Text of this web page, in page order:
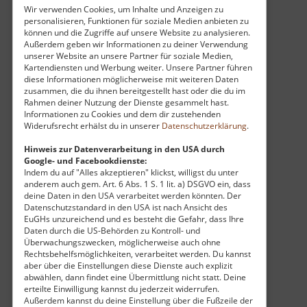
Wir verwenden Cookies, um Inhalte und Anzeigen zu
personalisieren, Funktionen für soziale Medien anbieten zu
können und die Zugriffe auf unsere Website zu analysieren.
Außerdem geben wir Informationen zu deiner Verwendung
unserer Website an unsere Partner für soziale Medien,
Kartendiensten und Werbung weiter. Unsere Partner führen
diese Informationen möglicherweise mit weiteren Daten
zusammen, die du ihnen bereitgestellt hast oder die du im
Rahmen deiner Nutzung der Dienste gesammelt hast.
Informationen zu Cookies und dem dir zustehenden
Widerufsrecht erhälst du in unserer Datenschutzerklärung.
Hinweis zur Datenverarbeitung in den USA durch
Google- und Facebookdienste:
Indem du auf "Alles akzeptieren" klickst, willigst du unter
anderem auch gem. Art. 6 Abs. 1 S. 1 lit. a) DSGVO ein, dass
deine Daten in den USA verarbeitet werden könnten. Der
Datenschutzstandard in den USA ist nach Ansicht des
EuGHs unzureichend und es besteht die Gefahr, dass Ihre
Daten durch die US-Behörden zu Kontroll- und
Überwachungszwecken, möglicherweise auch ohne
Rechtsbehelfsmöglichkeiten, verarbeitet werden. Du kannst
aber über die Einstellungen diese Dienste auch explizit
abwählen, dann findet eine Übermittlung nicht statt. Deine
erteilte Einwilligung kannst du jederzeit widerrufen.
Außerdem kannst du deine Einstellung über die Fußzeile der
war, oder der Anarchist Michail Bakunin
verbüßten hier ihre Haft.
Heute präsentiert sich die Festung als ein
lebendiges Freilichtmuseum, in dem die
Besucher auf den Wällen wandeln und in die
tiefen Geheimnisse der Vergangenheit
eintauchen können. Neben dem tiefsten
Brunnen Sachsens, der eindrucksvoll die
logistische Meisterleistung der damaligen Zeit
unter Beweis stellt, beherbergen die
historischen Kasematten und Gebäude
spannende Ausstellungen. Der entspannte
Spaziergang entlang der fast zwei Kilometer
langen Festungsmauer ermöglicht es, die
beeindruckende Naturkulisse der Sächsischen
Schweiz aus einer völlig neuen Perspektive zu
genießen. Wer die Festung besucht, begibt sich